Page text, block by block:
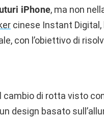
iPhone, ma non
cinese Instant Digital,
con l’obiettivo di
di rotta visto
design basato